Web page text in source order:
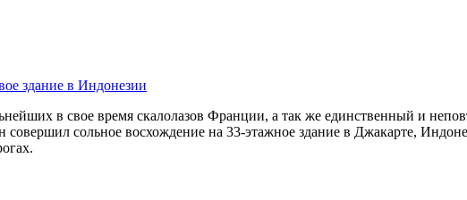
здание в Индонезии
в свое время скалолазов Франции, а так же единственный и
совершил сольное восхождение на 33-этажное здание в Джакарте,